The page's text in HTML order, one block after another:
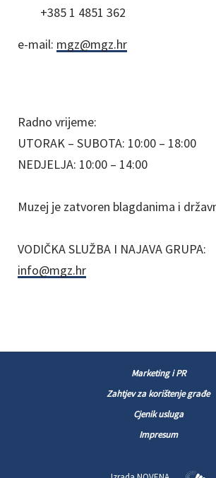
+385 1 4851 362
e-mail: mgz@mgz.hr
Radno vrijeme:
UTORAK – SUBOTA: 10:00 – 18:00
NEDJELJA: 10:00 – 14:00
Muzej je zatvoren blagdanima i
VODIČKA SLUŽBA I NAJAVA GRUPA:
info@mgz.hr
Marketing i PR
Zahtjev za korištenje građe
Cjenik usluga
Impresum